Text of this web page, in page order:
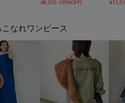
¥8,250 (50%OFF) ¥
なれワンピース